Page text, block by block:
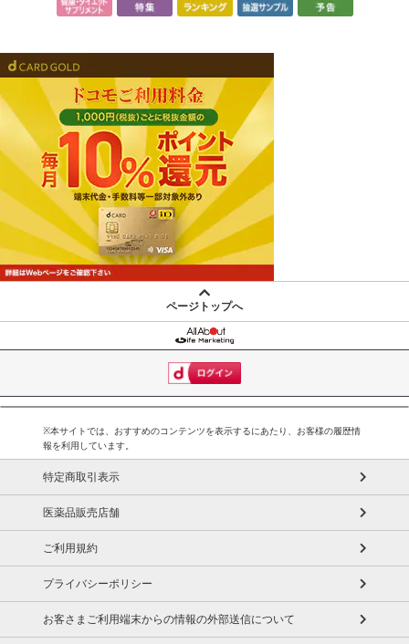
ページトップへ
※本サイトでは、おすすめのコンテンツを表示するにあたり、お客様の履歴情
報を利用しています。
特定商取引表示
医薬品販売店舗
ご利用規約
プライバシーポリシー
お客さまご利用端末からの情報の外部送信について